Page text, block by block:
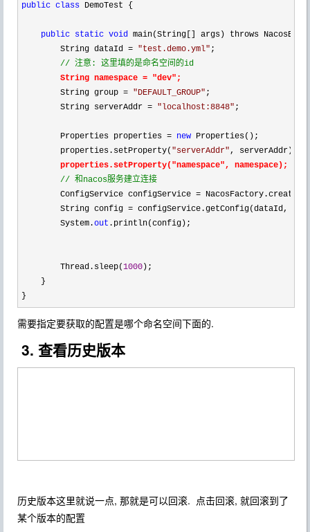
public class DemoTest {
public static void main(String[] args) throws
        String dataId
= "test.demo.yml" ;
// 注意: 这里填的是命名空间的id
String namespace = "dev" ;
        String group
= "DEFAULT_GROUP" ;
        String serverAddr
= " localhost:8848" ;
        Properties properties
= new Properties();
        properties.setProperty(
"serverAddr", serverAddr);
properties.setProperty( "namespace", namespace);
// 和nacos服务建立连接
        ConfigService configService =
        String config
= configService.getConfig(dataId,
        System.
out .println(config);
        Thread.sleep(
1000 );
    }
}
需要指定要获取的配置是哪个命名空间下面的.
3. 查看历史版本
历史版本这里就说一点, 那就是可以回滚. 点击回滚, 就回滚到了
某个版本的配置